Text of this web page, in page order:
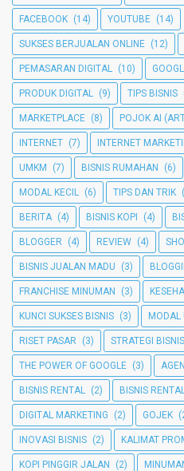
FACEBOOK (14) YOUTUBE (14)
SUKSES BERJUALAN ONLINE (12)
PEMASARAN DIGITAL (10)
PRODUK DIGITAL (9) TIPS BISNIS
MARKETPLACE (8) POJOK AI
INTERNET (7) INTERNET
UMKM (7) BISNIS RUMAHAN (6)
MODAL KECIL (6) TIPS DAN TRIK
BERITA (4) BISNIS KOPI (4)
BLOGGER (4) REVIEW (4)
BISNIS JUALAN MADU (3)
FRANCHISE MINUMAN (3)
KUNCI SUKSES BISNIS (3) MODAL
RISET PASAR (3) STRATEGI BISNIS
THE POWER OF GOOGLE (3)
BISNIS RENTAL (2) BISNIS
DIGITAL MARKETING (2) GOJEK
INOVASI BISNIS (2) KALIMAT
KOPI PINGGIR JALAN (2)